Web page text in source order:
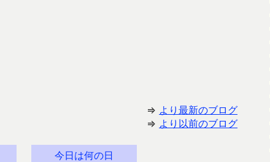
⇒ より最新のブログ
⇒ より以前のブログ
今日は何の日